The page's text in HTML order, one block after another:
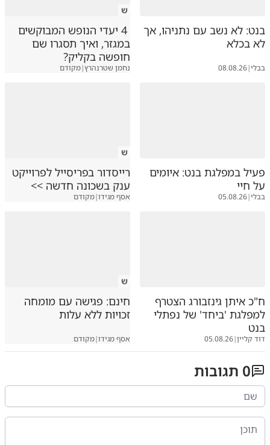
בנט: לא נשב עם נתניהו, אך
לא בכלא
בבלי|
08.08.26
ש
4 יעדי הנופש המבוקשים
במגזר, ואיך תסגרו שם
חופשה בקליק?
נחמן שטרנהרץ|מקודם
פעיל במפלגת בנט: איומים
על חיי
בבלי|
05.08.26
ש
רייסדור בפריסייל לפרוייקט
ענק בשכונה חדשה >>
אסף מגידו|מקודם
ח"כ איתן גינזבורג הצטרף
למפלגת 'ביחד' של נפתלי
בנט
דוד קליין|
05.08.26
ש
חינם: פגישה עם מומחה
זכויות ללא עלות
אסף מגידו|מקודם
0 תגובות